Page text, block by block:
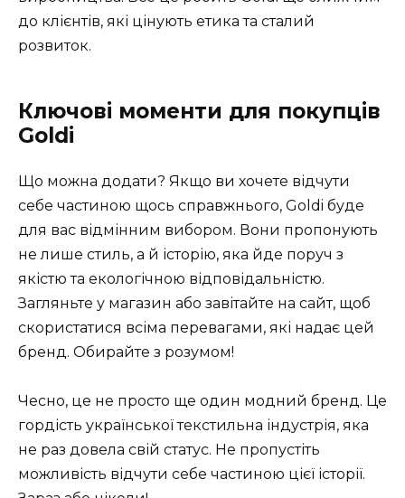
до клієнтів, які цінують етика та сталий
розвиток.
Ключові моменти для покупців
Goldi
Що можна додати? Якщо ви хочете відчути
себе частиною щось справжнього, Goldi буде
для вас відмінним вибором. Вони пропонують
не лише стиль, а й історію, яка йде поруч з
якістю та екологічною відповідальністю.
Загляньте у магазин або завітайте на сайт, щоб
скористатися всіма перевагами, які надає цей
бренд. Обирайте з розумом!
Чесно, це не просто ще один модний бренд. Це
гордість української текстильна індустрія, яка
не раз довела свій статус. Не пропустіть
можливість відчути себе частиною цієї історії.